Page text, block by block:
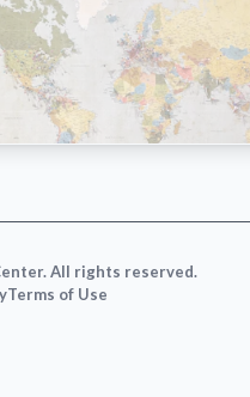
All rights reserved.
Terms of Use